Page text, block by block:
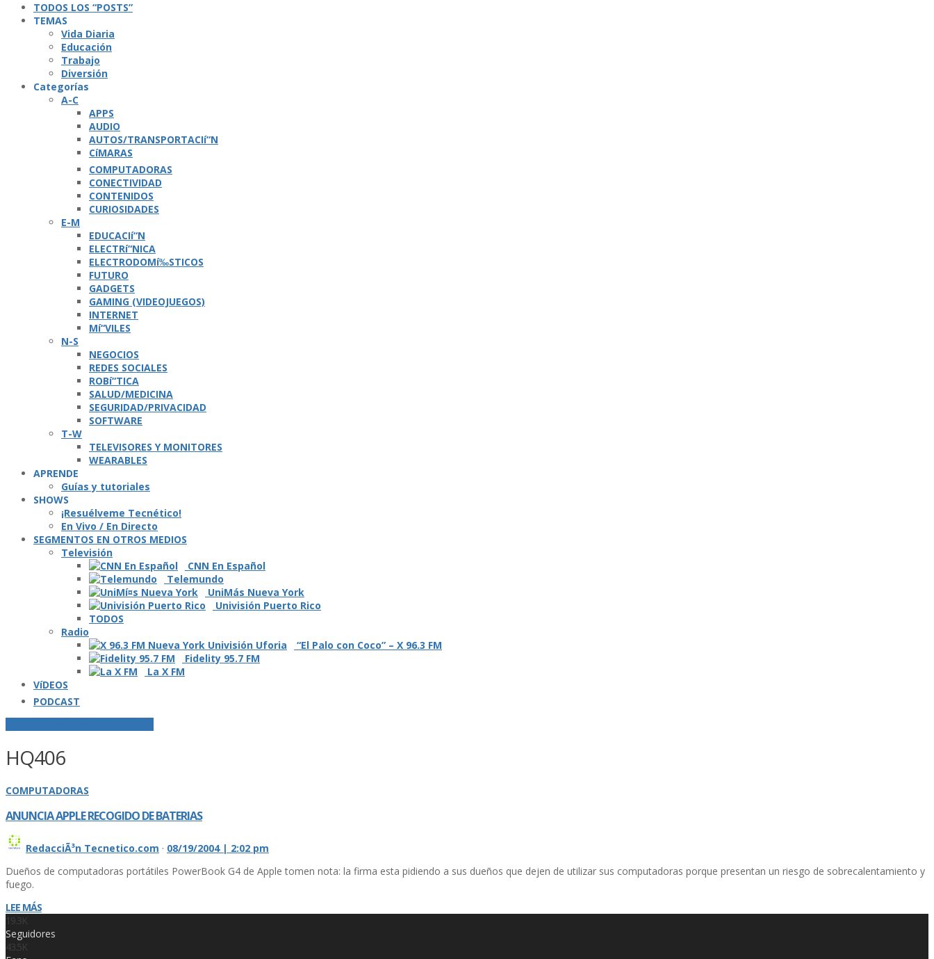
TODOS LOS “POSTS”
TEMAS
Vida Diaria
Educación
Trabajo
Diversión
Categorí­as
A-C
APPS
AUDIO
AUTOS/TRANSPORTACIí“N
CíMARAS
COMPUTADORAS
CONECTIVIDAD
CONTENIDOS
CURIOSIDADES
E-M
EDUCACIí“N
ELECTRí“NICA
ELECTRODOMí‰STICOS
FUTURO
GADGETS
GAMING (VIDEOJUEGOS)
INTERNET
Mí“VILES
N-S
NEGOCIOS
REDES SOCIALES
ROBí“TICA
SALUD/MEDICINA
SEGURIDAD/PRIVACIDAD
SOFTWARE
T-W
TELEVISORES Y MONITORES
WEARABLES
APRENDE
Guí­as y tutoriales
SHOWS
¡Resuélveme Tecnético!
En Vivo / En Directo
SEGMENTOS EN OTROS MEDIOS
Televisión
CNN En Español
Telemundo
UniMás Nueva York
Univisión Puerto Rico
TODOS
Radio
“El Palo con Coco” – X 96.3 FM
Fidelity 95.7 FM
La X FM
VíDEOS
PODCAST
HQ406
COMPUTADORAS
ANUNCIA APPLE RECOGIDO DE BATERIAS
RedacciÃ³n Tecnetico.com · 08/19/2004 | 2:02 pm
Dueños de computadoras portátiles PowerBook G4 de Apple tomen nota: la firma esta pidiendo a sus dueños que dejen de utilizar sus computadoras porque presentan un riesgo de sobrecalentamiento y
fuego.
LEE MÁS
19.3K
Seguidores
43.5K